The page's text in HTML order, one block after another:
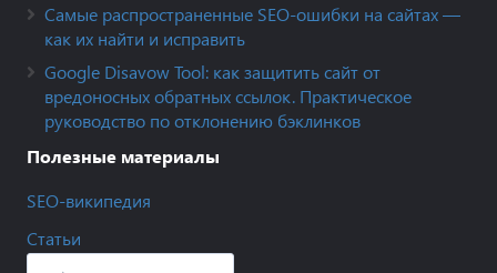
Самые распространенные SEO-ошибки на сайтах —
как их найти и исправить
Google Disavow Tool: как защитить сайт от
вредоносных обратных ссылок. Практическое
руководство по отклонению бэклинков
Полезные материалы
SEO-википедия
Статьи